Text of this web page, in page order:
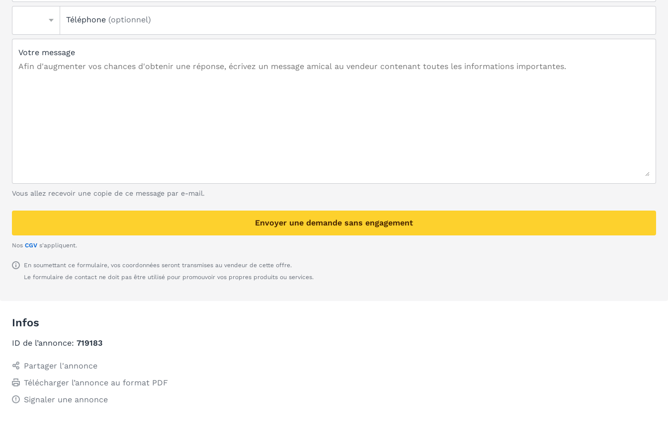
Téléphone (optionnel)
Votre message
Vous allez recevoir une copie de ce message par e-mail.
Envoyer une demande sans engagement
Nos CGV s'appliquent.
En soumettant ce formulaire, vos coordonnées seront transmises au vendeur de cette offre.
Le formulaire de contact ne doit pas être utilisé pour promouvoir vos propres produits ou services.
Infos
ID de l’annonce: 719183
Partager l'annonce
Télécharger l’annonce au format PDF
Signaler une annonce